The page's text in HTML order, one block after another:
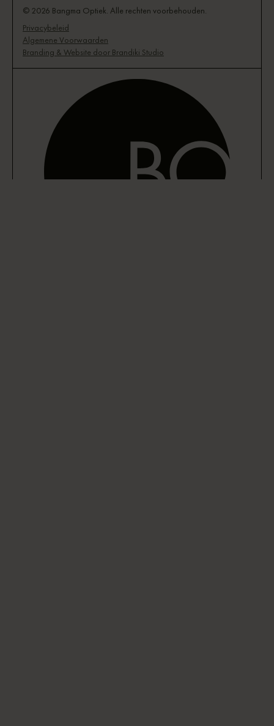
© 2026 Bangma Optiek. Alle rechten voorbehouden.
Privacybeleid
Algemene Voorwaarden
Branding & Website door Brandiki Studio